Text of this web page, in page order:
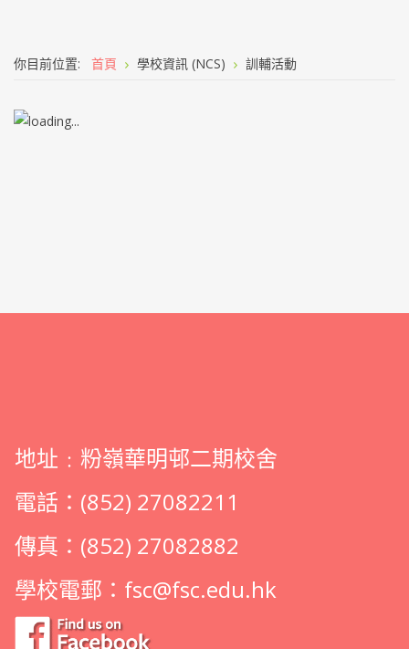
你目前位置: 首頁 學校資訊 (NCS) 訓輔活動
地址﹕粉嶺華明邨二期校舍
電話：(852) 27082211
傳真：(852) 27082882
學校電郵： fsc@fsc.edu.hk